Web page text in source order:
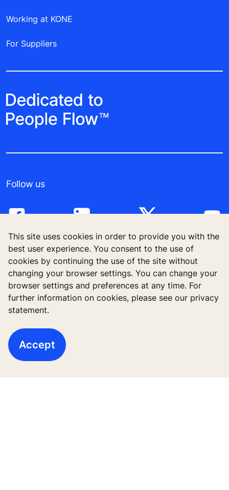
This site uses cookies in order to provide you with the
best user experience. You consent to the use of
cookies by continuing the use of the site without
changing your browser settings. You can change your
browser settings and preferences at any time. For
further information on cookies, please see our privacy
statement.
Accept
Working at KONE
For Suppliers
Follow us
High-Rise solutions
Bangunan Baru
Layanan Digital